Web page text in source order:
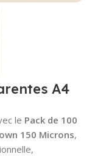
A4
le Pack de 100
150 Microns,